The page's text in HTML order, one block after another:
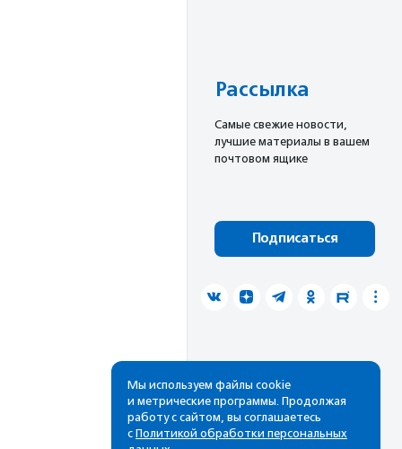
Рассылка
Cамые свежие новости,
лучшие материалы в вашем
почтовом ящике
Подписаться
Мы используем файлы cookie
и метрические программы. Продолжая
работу с сайтом, вы соглашаетесь
с Политикой обработки персональных